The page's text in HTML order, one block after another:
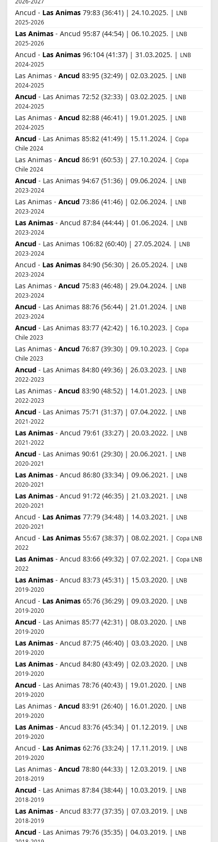
Ancud - Las Animas 79:83 (36:41) | 24.10.2025. | LNB
2025-2026
Las Animas - Ancud 95:87 (44:54) | 06.10.2025. | LNB
2025-2026
Ancud - Las Animas 96:104 (41:37) | 31.03.2025. | LNB
2024-2025
Las Animas - Ancud 83:95 (32:49) | 02.03.2025. | LNB
2024-2025
Ancud - Las Animas 72:52 (32:33) | 03.02.2025. | LNB
2024-2025
Las Animas - Ancud 82:88 (46:41) | 19.01.2025. | LNB
2024-2025
Ancud - Las Animas 85:82 (41:49) | 15.11.2024. | Copa
Chile 2024
Las Animas - Ancud 86:91 (60:53) | 27.10.2024. | Copa
Chile 2024
Ancud - Las Animas 94:67 (51:36) | 09.06.2024. | LNB
2023-2024
Las Animas - Ancud 73:86 (41:46) | 02.06.2024. | LNB
2023-2024
Las Animas - Ancud 87:84 (44:44) | 01.06.2024. | LNB
2023-2024
Ancud - Las Animas 106:82 (60:40) | 27.05.2024. | LNB
2023-2024
Ancud - Las Animas 84:90 (56:30) | 26.05.2024. | LNB
2023-2024
Las Animas - Ancud 75:83 (46:48) | 29.04.2024. | LNB
2023-2024
Ancud - Las Animas 88:76 (56:44) | 21.01.2024. | LNB
2023-2024
Ancud - Las Animas 83:77 (42:42) | 16.10.2023. | Copa
Chile 2023
Las Animas - Ancud 76:87 (39:30) | 09.10.2023. | Copa
Chile 2023
Ancud - Las Animas 84:80 (49:36) | 26.03.2023. | LNB
2022-2023
Las Animas - Ancud 83:90 (48:52) | 14.01.2023. | LNB
2022-2023
Ancud - Las Animas 75:71 (31:37) | 07.04.2022. | LNB
2021-2022
Las Animas - Ancud 79:61 (33:27) | 20.03.2022. | LNB
2021-2022
Ancud - Las Animas 90:61 (29:30) | 20.06.2021. | LNB
2020-2021
Las Animas - Ancud 86:80 (33:34) | 09.06.2021. | LNB
2020-2021
Las Animas - Ancud 91:72 (46:35) | 21.03.2021. | LNB
2020-2021
Ancud - Las Animas 77:79 (34:48) | 14.03.2021. | LNB
2020-2021
Ancud - Las Animas 55:67 (38:37) | 08.02.2021. | Copa LNB
2022
Las Animas - Ancud 83:66 (49:32) | 07.02.2021. | Copa LNB
2022
Las Animas - Ancud 83:73 (45:31) | 15.03.2020. | LNB
2019-2020
Ancud - Las Animas 65:76 (36:29) | 09.03.2020. | LNB
2019-2020
Ancud - Las Animas 85:77 (42:31) | 08.03.2020. | LNB
2019-2020
Las Animas - Ancud 87:75 (46:40) | 03.03.2020. | LNB
2019-2020
Las Animas - Ancud 84:80 (43:49) | 02.03.2020. | LNB
2019-2020
Ancud - Las Animas 78:76 (40:43) | 19.01.2020. | LNB
2019-2020
Las Animas - Ancud 83:91 (26:40) | 16.01.2020. | LNB
2019-2020
Las Animas - Ancud 83:76 (45:34) | 01.12.2019. | LNB
2019-2020
Ancud - Las Animas 62:76 (33:24) | 17.11.2019. | LNB
2019-2020
Las Animas - Ancud 78:80 (44:33) | 12.03.2019. | LNB
2018-2019
Ancud - Las Animas 87:84 (38:44) | 10.03.2019. | LNB
2018-2019
Las Animas - Ancud 83:77 (37:35) | 07.03.2019. | LNB
2018-2019
Ancud - Las Animas 79:76 (35:35) | 04.03.2019. | LNB